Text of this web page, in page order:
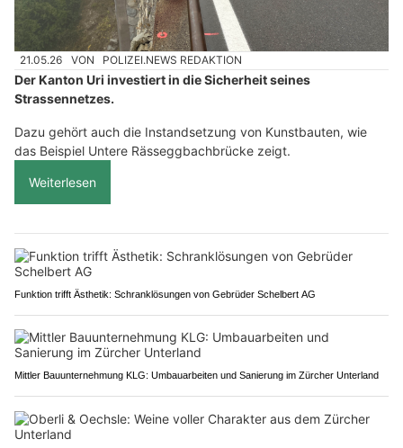
21.05.26 VON POLIZEI.NEWS REDAKTION
Der Kanton Uri investiert in die Sicherheit seines
Strassennetzes.
Dazu gehört auch die Instandsetzung von Kunstbauten, wie
das Beispiel Untere Rässeggbachbrücke zeigt.
Weiterlesen
Funktion trifft Ästhetik: Schranklösungen von Gebrüder Schelbert AG
Mittler Bauunternehmung KLG: Umbauarbeiten und Sanierung im Zürcher Unterland